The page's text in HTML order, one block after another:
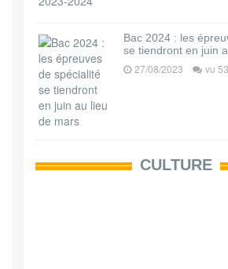
Bac 2024 : les
se tiendront en juin
27/08/2023 vu
CULTURE